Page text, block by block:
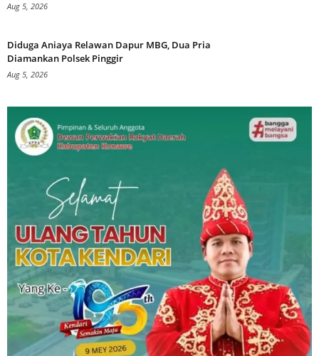
Aug 5, 2026
Diduga Aniaya Relawan Dapur MBG, Dua Pria
Diamankan Polsek Pinggir
Aug 5, 2026